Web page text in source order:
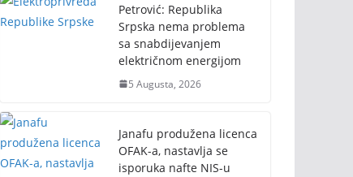
Petrović: Republika
Srpska nema problema
sa snabdijevanjem
električnom energijom
5 Augusta, 2026
Janafu produžena licenca
OFAK-a, nastavlja se
isporuka nafte NIS-u